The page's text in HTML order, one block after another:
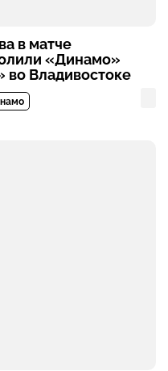
в матче
«Динамо»
во Владивостоке